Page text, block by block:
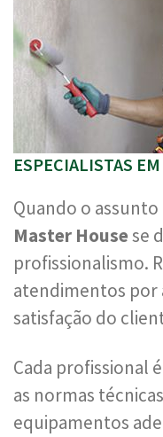
ESPECIALISTAS
Quando o assunto
Master Housese
profissionalismo.
atendimentos por
satisfação do
Cada profissional
as normas
equipamentos